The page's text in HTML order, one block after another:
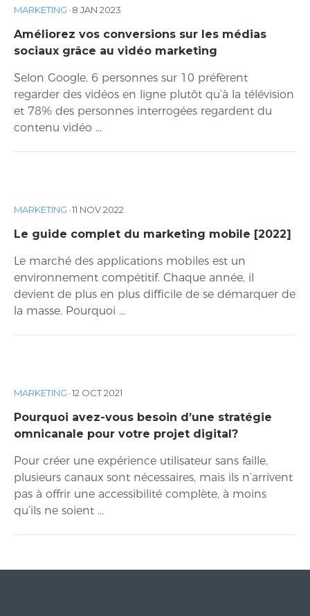
MARKETING · 8 JAN 2023
Améliorez vos conversions sur les médias
sociaux grâce au vidéo marketing
Selon Google, 6 personnes sur 10 préfèrent
regarder des vidéos en ligne plutôt qu’à la télévision
et 78% des personnes interrogées regardent du
contenu vidéo ...
MARKETING ·11 NOV 2022
Le guide complet du marketing mobile [2022]
Le marché des applications mobiles est un
environnement compétitif. Chaque année, il
devient de plus en plus difficile de se démarquer de
la masse. Pourquoi ...
MARKETING ·12 OCT 2021
Pourquoi avez-vous besoin d’une stratégie
omnicanale pour votre projet digital?
Pour créer une expérience utilisateur sans faille,
plusieurs canaux sont nécessaires, mais ils n’arrivent
pas à offrir une accessibilité complète, à moins
qu’ils ne soient ...